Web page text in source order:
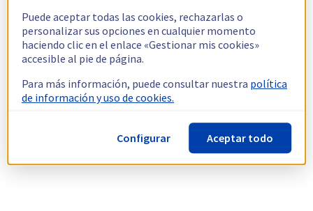
Puede aceptar todas las cookies, rechazarlas o
personalizar sus opciones en cualquier momento
haciendo clic en el enlace «Gestionar mis cookies»
accesible al pie de página.
Para más información, puede consultar nuestra política
de información y uso de cookies.
Configurar Aceptar todo